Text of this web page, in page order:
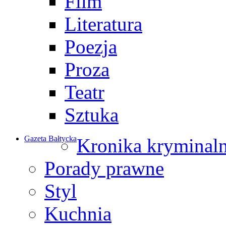
Literatura
Poezja
Proza
Teatr
Sztuka
Gazeta BałtyckaKronika
Porady prawne
Styl
Kuchnia